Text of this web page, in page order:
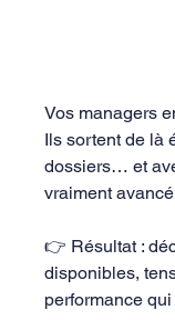
Vos managers
Ils sortent de là
dossiers… et
vraiment
👉 Résultat :
disponibles,
performance qui